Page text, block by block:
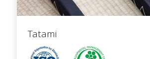
Tatami